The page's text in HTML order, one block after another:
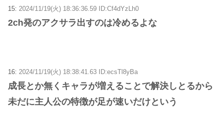
15: 2024/11/19(火) 18:36:36.59 ID:Cf4dYzLh0
2ch発のアクサラ出すのは冷めるよな
16: 2024/11/19(火) 18:38:41.63 ID:ecsTl8yBa
成長とか無くキャラが増えることで解決しとるから
未だに主人公の特徴が足が速いだけという